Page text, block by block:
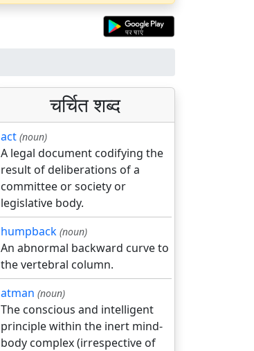
चर्चित शब्द
act (noun)
A legal document codifying the
result of deliberations of a
committee or society or
legislative body.
humpback (noun)
An abnormal backward curve to
the vertebral column.
atman (noun)
The conscious and intelligent
principle within the inert mind-
body complex (irrespective of